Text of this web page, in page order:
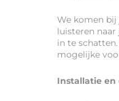
We komen
luisteren naar
in te
mogelijke
Installatie en